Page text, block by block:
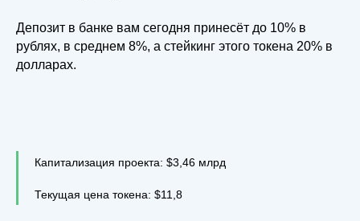
Депозит в банке вам сегодня принесёт до 10% в
рублях, в среднем 8%, а стейкинг этого токена 20% в
долларах.
Капитализация проекта: $3,46 млрд
Текущая цена токена: $11,8